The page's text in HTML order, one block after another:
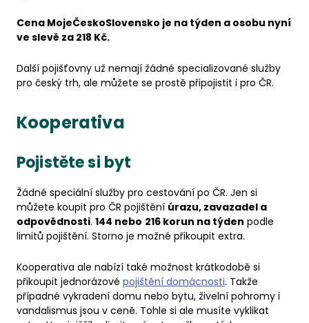
Cena MojeČeskoSlovensko je na týden a osobu nyní
ve slevě za 218 Kč.
Další pojišťovny už nemají žádné specializované služby
pro český trh, ale můžete se prostě připojistit i pro ČR.
Kooperativa
Pojistěte si byt
Žádné speciální služby pro cestování po ČR. Jen si
můžete koupit pro ČR pojištění úrazu, zavazadel a
odpovědnosti. 144 nebo 216 korun na týden podle
limitů pojištění. Storno je možné přikoupit extra.
Kooperativa ale nabízí také možnost krátkodobě si
přikoupit jednorázové pojištění domácnosti. Takže
případné vykradení domu nebo bytu, živelní pohromy i
vandalismus jsou v ceně. Tohle si ale musíte vyklikat